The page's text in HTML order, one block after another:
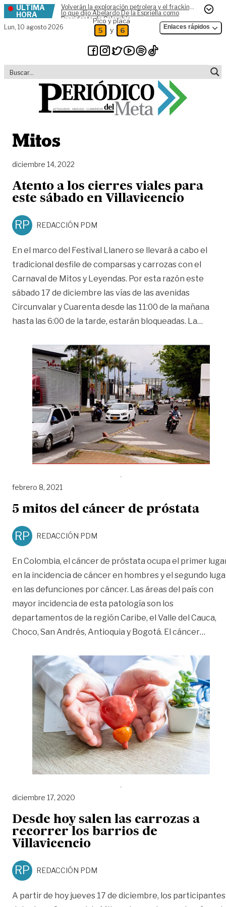
Skip to content
ÚLTIMA
HORA
Volverán la exploración petrolera y el fracking,
lo que dijo Abelardo De la Espriella como
Presidente de Colombia
Lun, 10 agosto 2026
Pico y placa
5 y 6 Enlaces rápidos
Mitos
diciembre 14, 2022
Atento a los cierres viales para
este sábado en Villavicencio
RP REDACCIÓN PDM
En el marco del Festival Llanero se llevará a cabo el
tradicional desfile de comparsas y carrozas con el
Carnaval de Mitos y Leyendas. Por esta razón este
sábado 17 de diciembre las vías de las avenidas
Circunvalar y Cuarenta desde las 11:00 de la mañana
hasta las 6:00 de la tarde, estarán bloqueadas. La…
febrero 8, 2021
5 mitos del cáncer de próstata
RP REDACCIÓN PDM
En Colombia, el cáncer de próstata ocupa el primer
en la incidencia de cáncer en hombres y el segundo
en las defunciones por cáncer. Las áreas del país con
mayor incidencia de esta patología son los
departamentos de la región Caribe, el Valle del Cauca,
Choco, San Andrés, Antioquia y Bogotá. El cáncer…
diciembre 17, 2020
Desde hoy salen las carrozas a
recorrer los barrios de
Villavicencio
RP REDACCIÓN PDM
A partir de hoy jueves 17 de diciembre, los participantes